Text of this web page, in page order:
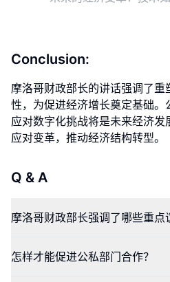
Conclusion:
摩洛哥财政部长的讲话强调了
性，为促进经济增长奠定基础
应对数字化挑战将是未来经济
应对变革，推动经济结构转型。
Q & A
摩洛哥财政部长强调了哪些重点
怎样才能促进公私部门合作？